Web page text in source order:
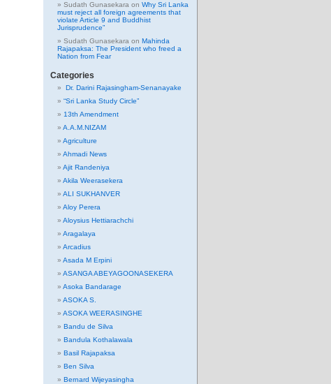
Sudath Gunasekara on Why Sri Lanka
must reject all foreign agreements that
violate Article 9 and Buddhist
Jurisprudence”
Sudath Gunasekara on Mahinda
Rajapaksa: The President who freed a
Nation from Fear
Categories
Dr. Darini Rajasingham-Senanayake
“Sri Lanka Study Circle”
13th Amendment
A.A.M.NIZAM
Agriculture
Ahmadi News
Ajit Randeniya
Akila Weerasekera
ALI SUKHANVER
Aloy Perera
Aloysius Hettiarachchi
Aragalaya
Arcadius
Asada M Erpini
ASANGA ABEYAGOONASEKERA
Asoka Bandarage
ASOKA S.
ASOKA WEERASINGHE
Bandu de Silva
Bandula Kothalawala
Basil Rajapaksa
Ben Silva
Bernard Wijeyasingha